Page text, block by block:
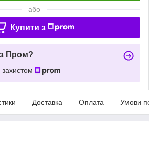
або
Купити з
Пром?
Доставка Оплата Умови